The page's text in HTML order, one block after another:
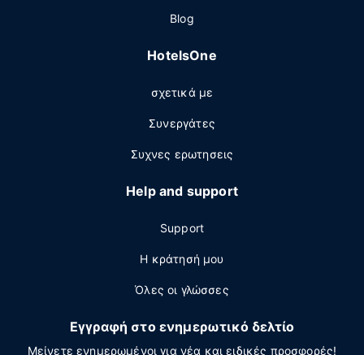
Blog
HotelsOne
σχετικά με
Συνεργάτες
Συχνες ερωτησεις
Help and support
Support
Η κράτησή μου
Όλες οι γλώσσες
Εγγραφή στο ενημερωτικό δελτίο
Μείνετε ενημερωμένοι για νέα και ειδικές προσφορές!